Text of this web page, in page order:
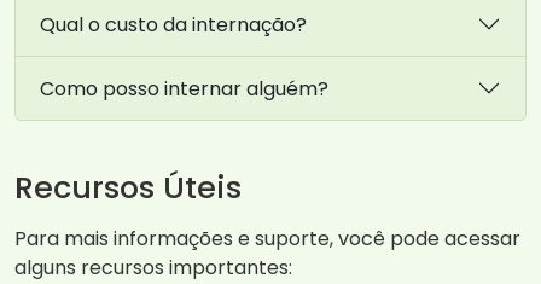
Qual o custo da internação?
Como posso internar alguém?
Recursos Úteis
Para mais informações e suporte, você pode acessar
alguns recursos importantes: